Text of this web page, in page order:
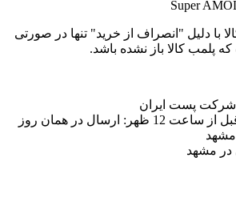
با دلیل "انصراف از خرید" تنها در صورتی
پلمب کالا باز نشده باشد.
پست ایران
ارسال در همان روز
مشهد